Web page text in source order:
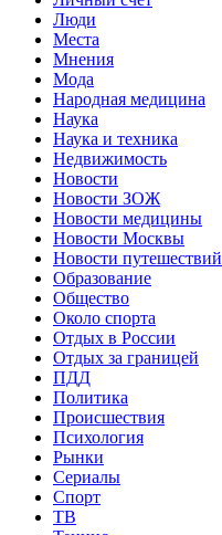
Люди
Места
Мнения
Мода
Народная медицина
Наука
Наука и техника
Недвижимость
Новости
Новости ЗОЖ
Новости медицины
Новости Москвы
Новости путешествий
Образование
Общество
Около спорта
Отдых в России
Отдых за границей
ПДД
Политика
Происшествия
Психология
Рынки
Сериалы
Спорт
ТВ